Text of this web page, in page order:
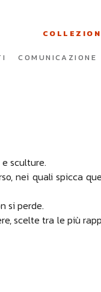
COMUNICAZIONE
sculture.
nei quali spicca
si perde.
scelte tra le più